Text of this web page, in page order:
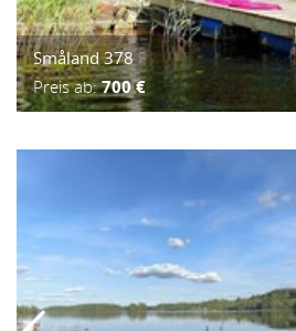
Småland 378
Preis ab:700 €